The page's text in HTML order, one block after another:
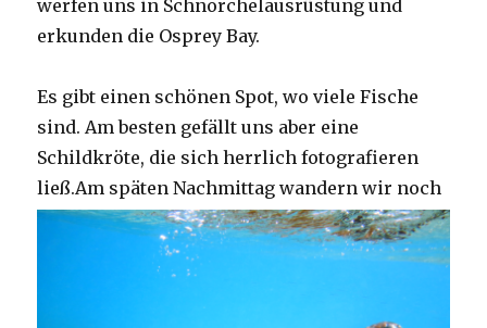
werfen uns in Schnorchelausrüstung und
erkunden die Osprey Bay.
Es gibt einen schönen Spot, wo viele Fische
sind. Am besten gefällt uns aber eine
Schildkröte, die sich herrlich fotografieren
ließ.Am späten Nachmittag wandern wir noch